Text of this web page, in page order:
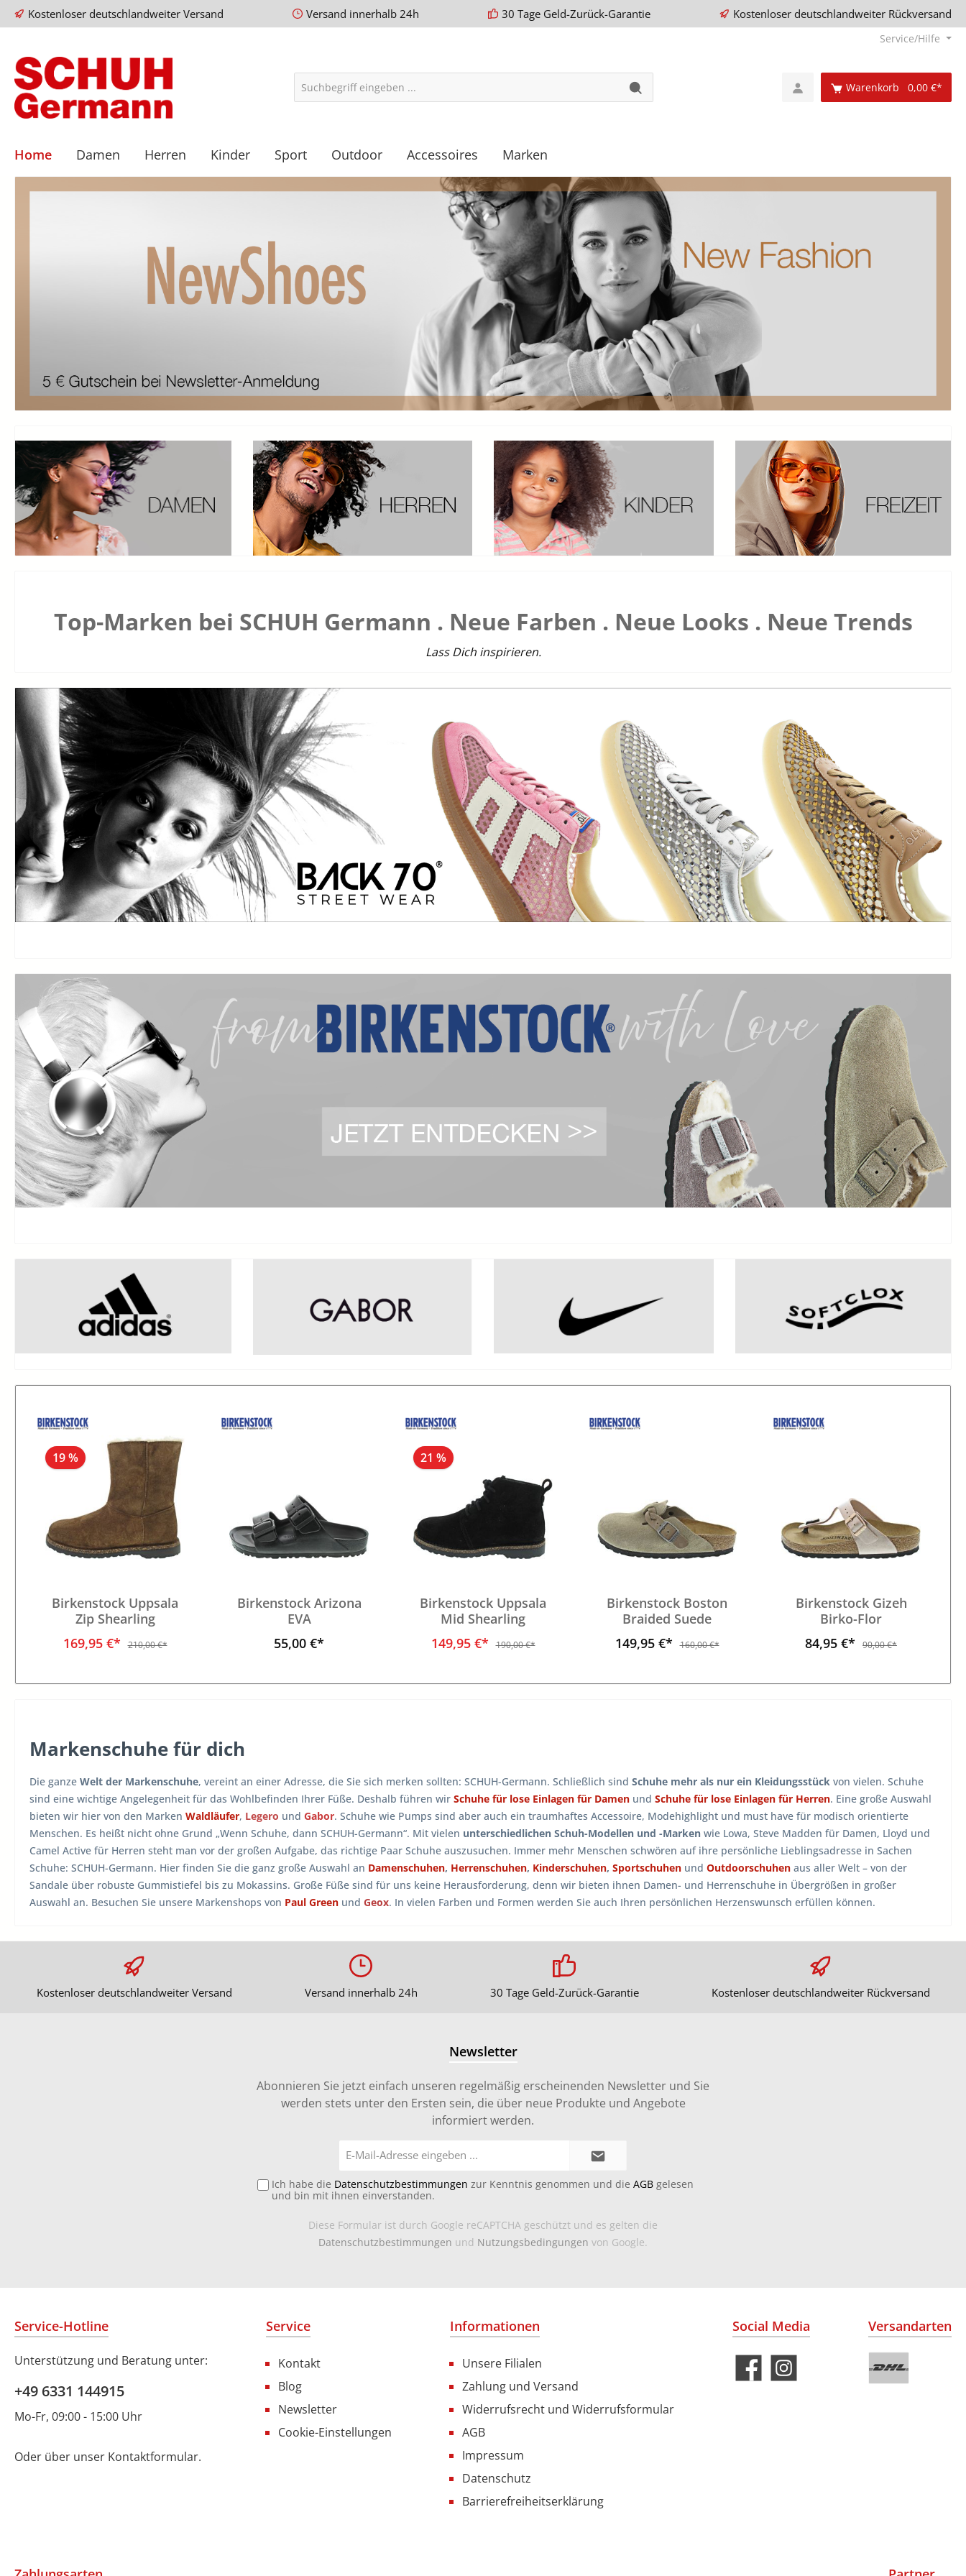
Kostenloser deutschlandweiter Versand Versand innerhalb 24h 30 Tage Geld-Zurück-Garantie Kostenloser deutschlandweiter Rückversand
Service/Hilfe
Warenkorb 0,00 €*
Home Damen Herren Kinder Sport Outdoor Accessoires Marken
Top-Marken bei SCHUH Germann . Neue Farben . Neue Looks . Neue Trends
Lass Dich inspirieren.
19 %
Birkenstock Uppsala
Zip Shearling
169,95 €*
210,00 €*
Birkenstock Arizona
EVA
55,00 €*
21 %
Birkenstock Uppsala
Mid Shearling
149,95 €*
190,00 €*
Birkenstock Boston
Braided Suede
149,95 €*
160,00 €*
Birkenstock Gizeh
Birko-Flor
84,95 €*
90,00 €*
Markenschuhe für dich
Die ganze Welt der Markenschuhe, vereint an einer Adresse, die Sie sich merken sollten: SCHUH-Germann. Schließlich sind Schuhe mehr als nur ein Kleidungsstück von vielen. Schuhe
sind eine wichtige Angelegenheit für das Wohlbefinden Ihrer Füße. Deshalb führen wir Schuhe für lose Einlagen für Damen und Schuhe für lose Einlagen für Herren. Eine große Auswahl
bieten wir hier von den Marken Waldläufer, Legero und Gabor. Schuhe wie Pumps sind aber auch ein traumhaftes Accessoire, Modehighlight und must have für modisch orientierte
Menschen. Es heißt nicht ohne Grund „Wenn Schuhe, dann SCHUH-Germann“. Mit vielen unterschiedlichen Schuh-Modellen und -Marken wie Lowa, Steve Madden für Damen, Lloyd und
Camel Active für Herren steht man vor der großen Aufgabe, das richtige Paar Schuhe auszusuchen. Immer mehr Menschen schwören auf ihre persönliche Lieblingsadresse in Sachen
Schuhe: SCHUH-Germann. Hier finden Sie die ganz große Auswahl an Damenschuhen, Herrenschuhen, Kinderschuhen, Sportschuhen und Outdoorschuhen aus aller Welt – von der
Sandale über robuste Gummistiefel bis zu Mokassins. Große Füße sind für uns keine Herausforderung, denn wir bieten ihnen Damen- und Herrenschuhe in Übergrößen in großer
Auswahl an. Besuchen Sie unsere Markenshops von Paul Green und Geox. In vielen Farben und Formen werden Sie auch Ihren persönlichen Herzenswunsch erfüllen können.
Kostenloser deutschlandweiter Versand Versand innerhalb 24h 30 Tage Geld-Zurück-Garantie Kostenloser deutschlandweiter Rückversand
Newsletter
Abonnieren Sie jetzt einfach unseren regelmäßig erscheinenden Newsletter und Sie
werden stets unter den Ersten sein, die über neue Produkte und Angebote
informiert werden.
Mail-
Ich habe die Datenschutzbestimmungen zur Kenntnis genommen und die AGB gelesen
und bin mit ihnen einverstanden.
Diese Formular ist durch Google reCAPTCHA geschützt und es gelten die
Datenschutzbestimmungen und Nutzungsbedingungen von Google.
Service-Hotline
Unterstützung und Beratung unter:
+49 6331 144915
Mo-Fr, 09:00 - 15:00 Uhr
Oder über unser Kontaktformular.
Service
Kontakt
Blog
Newsletter
Cookie-Einstellungen
Informationen
Unsere Filialen
Zahlung und Versand
Widerrufsrecht und Widerrufsformular
AGB
Impressum
Datenschutz
Barrierefreiheitserklärung
Social Media Versandarten